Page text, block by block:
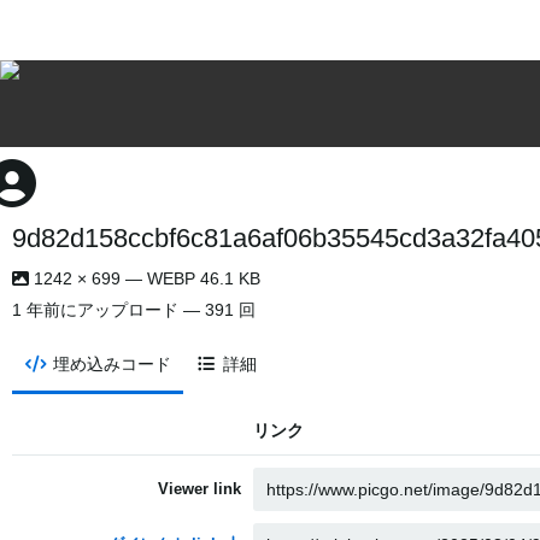
1242 × 699 — WEBP 46.1 KB
1 年前にアップロード — 391 回
埋め込みコード 詳細
リンク
Viewer link